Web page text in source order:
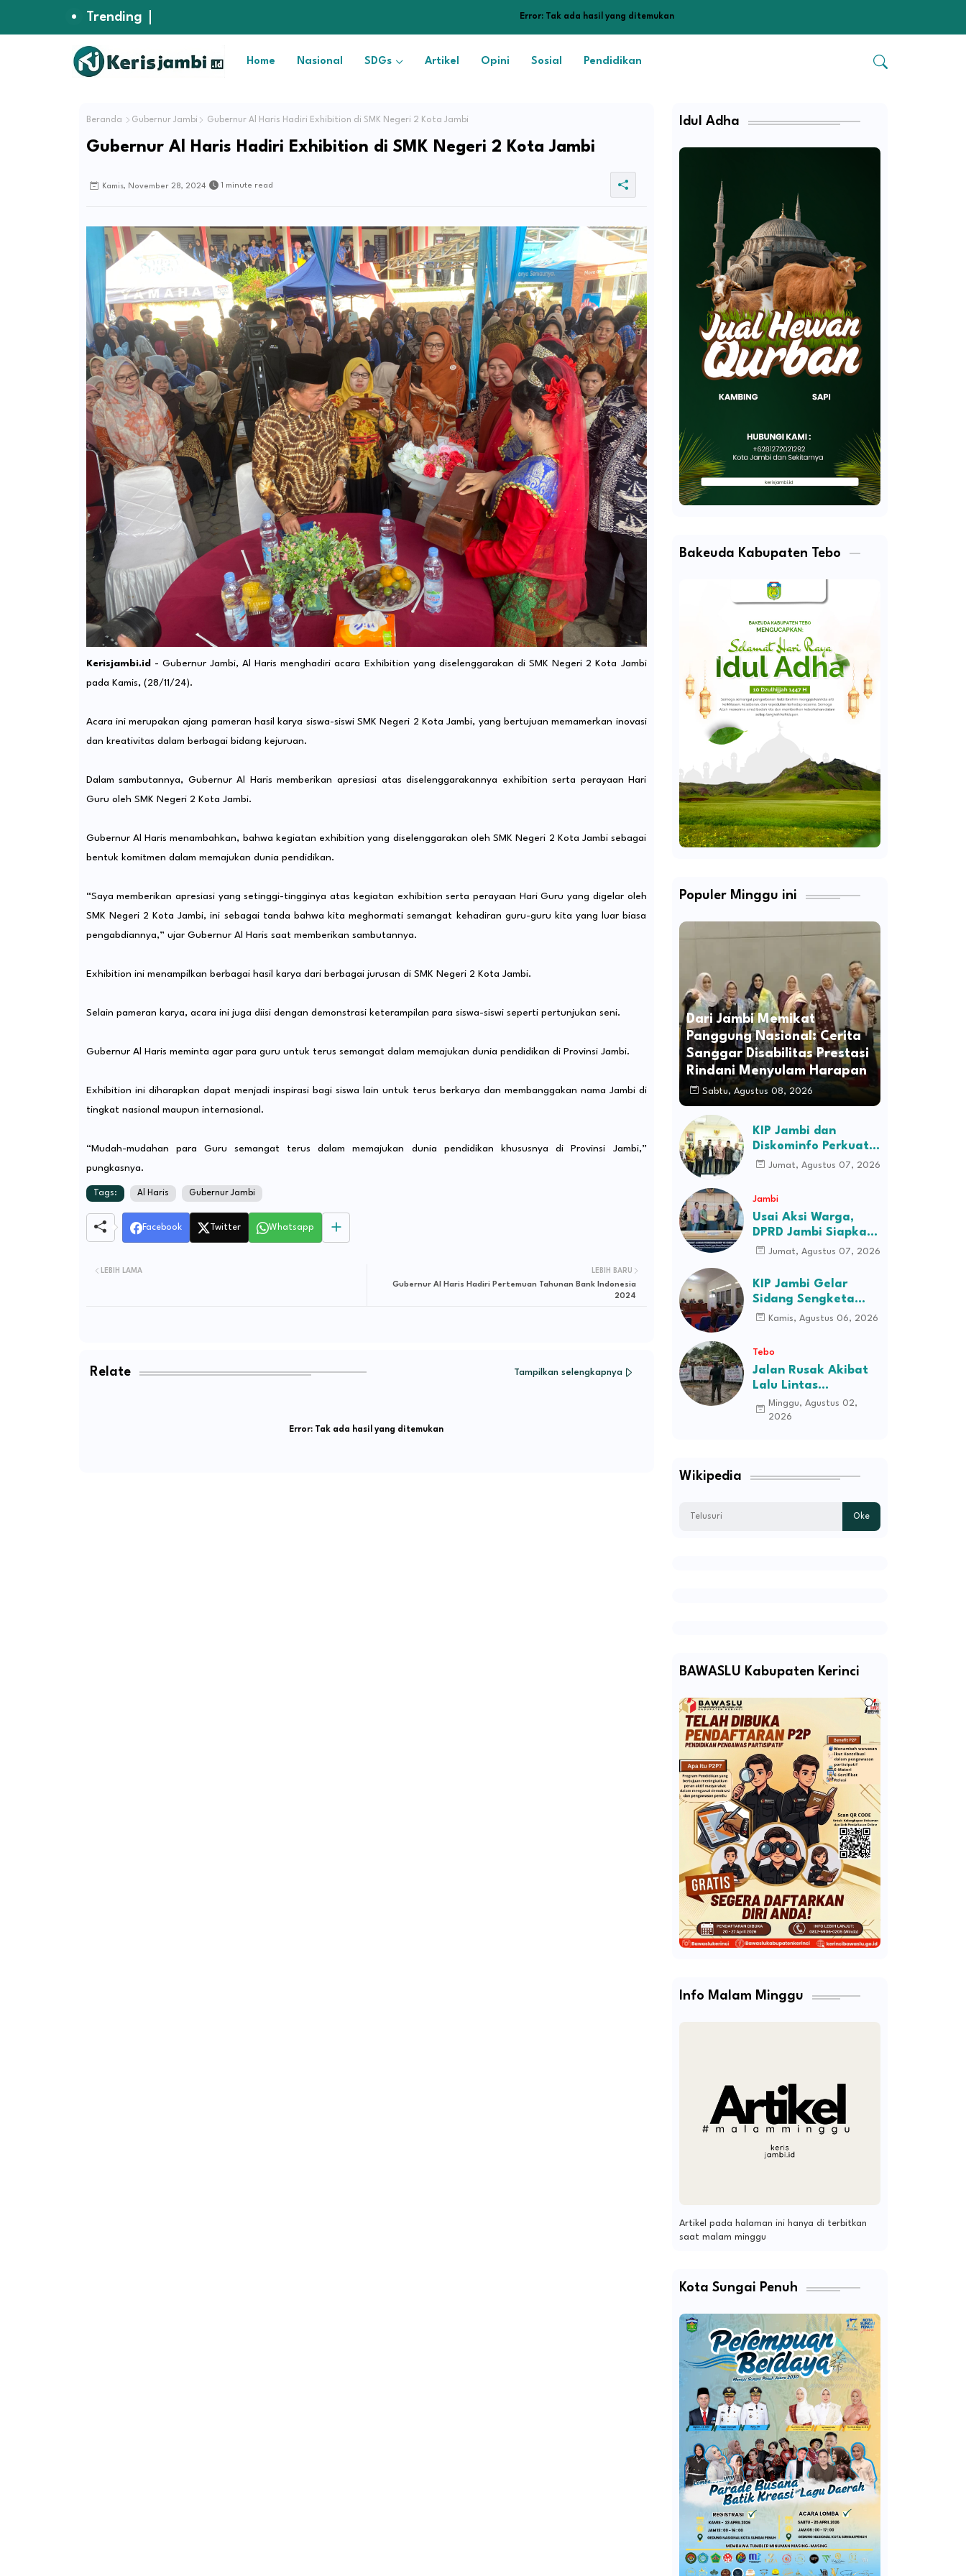
Trending Error: Tak ada hasil yang ditemukan
Home Nasional SDGs Artikel Opini Sosial Pendidikan
Beranda Gubernur Jambi Gubernur Al Haris Hadiri Exhibition di SMK Negeri 2 Kota Jambi
Gubernur Al Haris Hadiri Exhibition di SMK Negeri 2 Kota Jambi
Kamis, November 28, 2024 1 minute read
Kerisjambi.id
- Gubernur Jambi, Al Haris menghadiri acara Exhibition yang diselenggarakan di SMK Negeri 2 Kota Jambi
pada Kamis, (28/11/24).
Acara ini merupakan ajang pameran hasil karya siswa-siswi SMK Negeri 2 Kota Jambi, yang bertujuan memamerkan inovasi
dan kreativitas dalam berbagai bidang kejuruan.
Dalam sambutannya, Gubernur Al Haris memberikan apresiasi atas diselenggarakannya exhibition serta perayaan Hari
Guru oleh SMK Negeri 2 Kota Jambi.
Gubernur Al Haris menambahkan, bahwa kegiatan exhibition yang diselenggarakan oleh SMK Negeri 2 Kota Jambi sebagai
bentuk komitmen dalam memajukan dunia pendidikan.
“Saya memberikan apresiasi yang setinggi-tingginya atas kegiatan exhibition serta perayaan Hari Guru yang digelar oleh
SMK Negeri 2 Kota Jambi, ini sebagai tanda bahwa kita meghormati semangat kehadiran guru-guru kita yang luar biasa
pengabdiannya,” ujar Gubernur Al Haris saat memberikan sambutannya.
Exhibition ini menampilkan berbagai hasil karya dari berbagai jurusan di SMK Negeri 2 Kota Jambi.
Selain pameran karya, acara ini juga diisi dengan demonstrasi keterampilan para siswa-siswi seperti pertunjukan seni.
Gubernur Al Haris meminta agar para guru untuk terus semangat dalam memajukan dunia pendidikan di Provinsi Jambi.
Exhibition ini diharapkan dapat menjadi inspirasi bagi siswa lain untuk terus berkarya dan membanggakan nama Jambi di
tingkat nasional maupun internasional.
“Mudah-mudahan para Guru semangat terus dalam memajukan dunia pendidikan khususnya di Provinsi Jambi,”
pungkasnya.
Tags: Al Haris Gubernur Jambi
Facebook Twitter Whatsapp
LEBIH BARU
Gubernur Al Haris Hadiri Pertemuan Tahunan Bank Indonesia
2024
LEBIH LAMA
Relate Tampilkan selengkapnya
Error: Tak ada hasil yang ditemukan
Idul Adha
Bakeuda Kabupaten Tebo
Populer Minggu ini
Dari Jambi Memikat
Panggung Nasional: Cerita
Sanggar Disabilitas Prestasi
Rindani Menyulam Harapan
Sabtu, Agustus 08, 2026
KIP Jambi dan
Diskominfo Perkuat
Sinergi dengan
Komisioner
Jumat, Agustus 07, 2026
Jambi
Usai Aksi Warga,
DPRD Jambi Siapkan
RDP Jalan Simpang
Jumat, Agustus 07, 2026
KIP Jambi Gelar
Sidang Sengketa
Informasi Dugaan
Kamis, Agustus 06, 2026
Tebo
Jalan Rusak Akibat
Lalu Lintas
Kendaraan
Perusahaan,
Minggu, Agustus 02,
2026
Wikipedia
BAWASLU Kabupaten Kerinci
Info Malam Minggu
Artikel pada halaman ini hanya di terbitkan
saat malam minggu
Kota Sungai Penuh